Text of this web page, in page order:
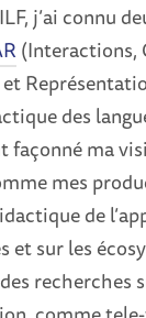
j’ai connu
(Interactions,
des
façonné ma
mes
de
et sur les
recherches